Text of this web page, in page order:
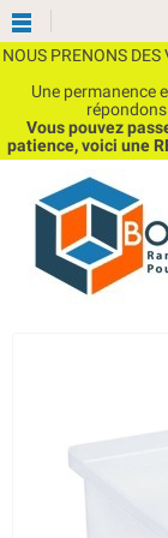
NOUS PRENONS
Une permanence
Vous pouvez
patience, voici une